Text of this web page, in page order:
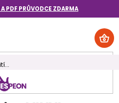
PDF PRŮVODCE ZDARMA